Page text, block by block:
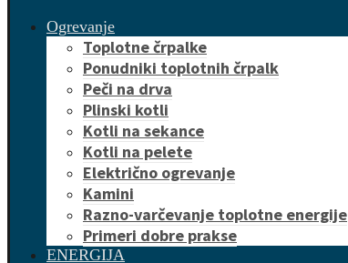
Ogrevanje
Toplotne črpalke
Ponudniki toplotnih črpalk
Peči na drva
Plinski kotli
Kotli na sekance
Kotli na pelete
Električno ogrevanje
Kamini
Razno-varčevanje toplotne energije
Primeri dobre prakse
ENERGIJA